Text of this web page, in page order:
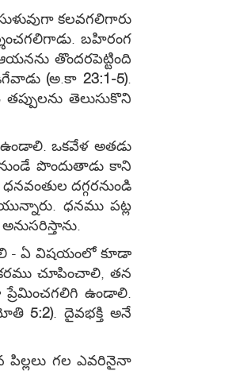
కలవగలిగారు
బహిరంగ
తొందరపెట్టింది
(అ.కా23:1-5).
తెలుసుకొని
ఒకవేళ అతడు
పొందుతాడు కాని
దగ్గరనుండి
ధనము పట్ల
- ఏ విషయంలో కూడా
చూపించాలి, తన
ప్రేమించగలిగి ఉండాలి.
5:2). దైవభక్తి అనే
పిల్లలు గల ఎవరినైనా